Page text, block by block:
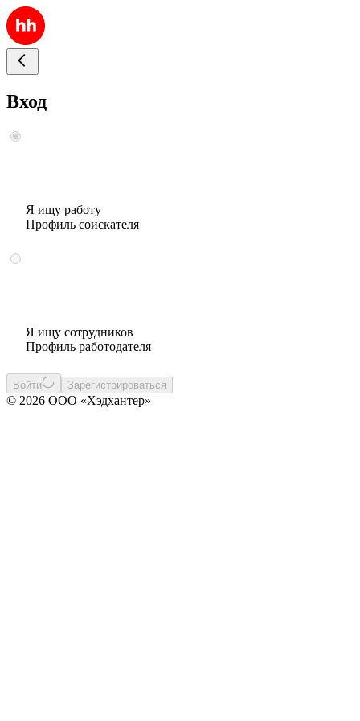
Вход
Я ищу работу
Профиль соискателя
Я ищу сотрудников
Профиль работодателя
Войти Зарегистрироваться
© 2026 ООО «Хэдхантер»